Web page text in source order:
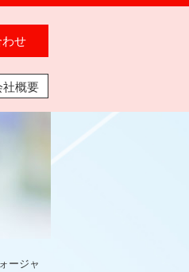
わせ
社概要
ージャ